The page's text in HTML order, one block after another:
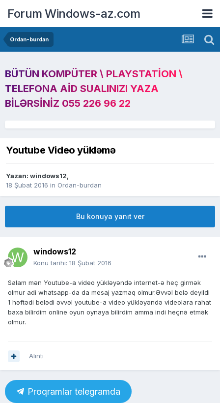
Forum Windows-az.com
Ordan-burdan
BÜTÜN KOMPÜTER \ PLAYSTATION \
TELEFONA AID SUALINIZI YAZA
BILƏRSINIZ 055 226 96 22
Youtube Video yükləmə
Yazan: windows12,
18 Şubat 2016 in Ordan-burdan
Bu konuya yanıt ver
windows12
Konu tarihi: 18 Şubat 2016
Salam mən Youtube-a video yükləyəndə internet-ə heç girmək
olmur adi whatsapp-da da mesaj yazmaq olmur.Əvvəl belə deyildi
1 həftədi belədi əvvəl youtube-a video yükləyəndə videolara rahat
baxa bilirdim online oyun oynaya bilirdim amma indi heçnə etmək
olmur.
Alıntı
Proqramlar telegramda